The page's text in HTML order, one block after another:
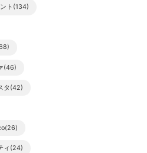
ト(134)
(46)
タ(42)
ィ(24)